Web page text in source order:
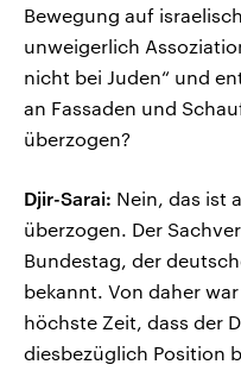
Bewegung auf
unweigerlich
nicht bei Juden“ und
an Fassaden und
überzogen?
Djir-Sarai: Nein, das ist
überzogen. Der
Bundestag, der
bekannt. Von daher
höchste Zeit, dass der
diesbezüglich Position